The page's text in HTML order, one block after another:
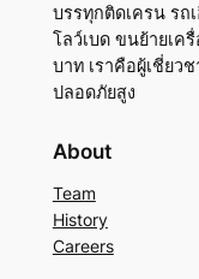
บรรทุกติดเครน รถ
โลว์เบด ขนย้ายเค
บาท เราคือผู้เชี่ยว
ปลอดภัยสูง
About
Team
History
Careers